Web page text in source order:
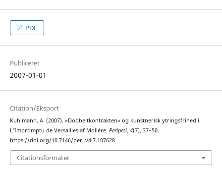
PDF
Publiceret
2007-01-01
Citation/Eksport
Kuhlmann, A. (2007). »Dobbeltkontrakten« og kunstnerisk ytringsfrihed i
L’Impromptu de Versailles af Molière. Peripeti, 4(7), 37–50.
https://doi.org/10.7146/peri.v4i7.107628
Citationsformater